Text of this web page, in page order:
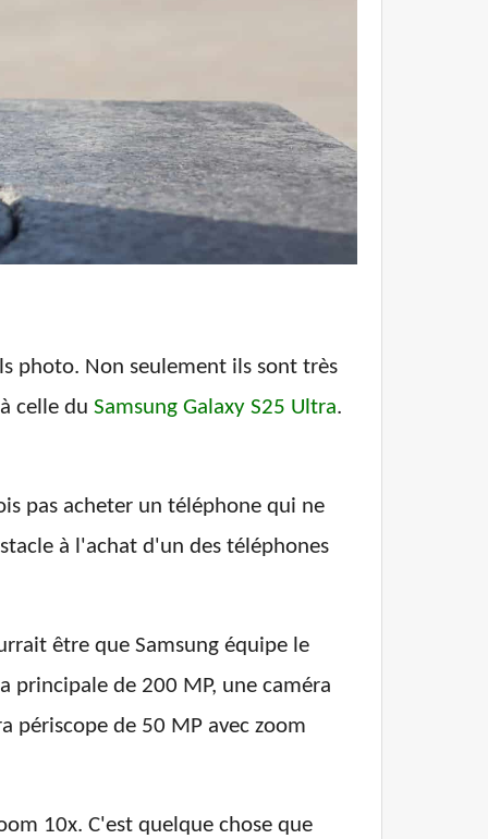
photo. Non seulement ils sont très
celle du Samsung Galaxy S25 Ultra.
pas acheter un téléphone qui ne
à l'achat d'un des téléphones
être que Samsung équipe le
principale de 200 MP, une caméra
périscope de 50 MP avec zoom
10x. C'est quelque chose que